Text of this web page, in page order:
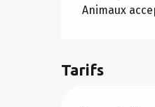
Animaux
Tarifs